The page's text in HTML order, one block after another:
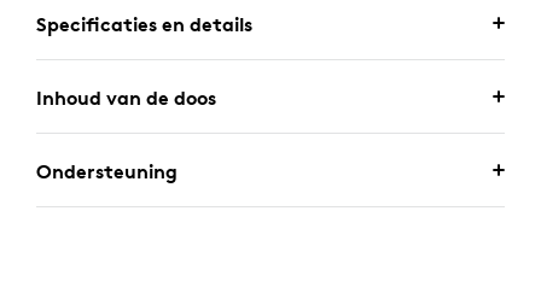
Specificaties en details
Inhoud van de doos
Ondersteuning